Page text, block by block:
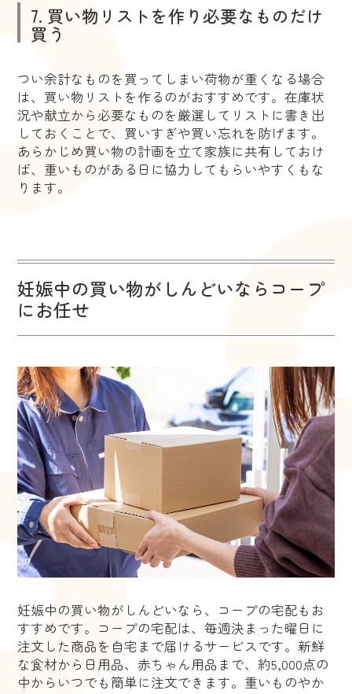
7. 買い物リストを作り必要なものだけ
買う
つい余計なものを買ってしまい荷物が重くなる場合
は、買い物リストを作るのがおすすめです。在庫状
況や献立から必要なものを厳選してリストに書き出
しておくことで、買いすぎや買い忘れを防げます。
あらかじめ買い物の計画を立て家族に共有しておけ
ば、重いものがある日に協力してもらいやすくもな
ります。
妊娠中の買い物がしんどいならコープ
にお任せ
妊娠中の買い物がしんどいなら、コープの宅配もお
すすめです。コープの宅配は、毎週決まった曜日に
注文した商品を自宅まで届けるサービスです。新鮮
な食材から日用品、赤ちゃん用品まで、約5,000点の
中からいつでも簡単に注文できます。重いものやか